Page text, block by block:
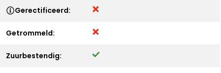
Gerectificeerd:
Getrommeld:
Zuurbestendig: